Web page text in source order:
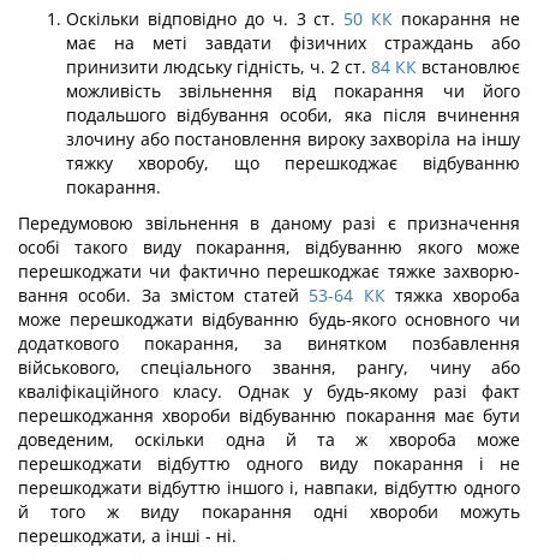
Оскільки відповідно до ч. 3 ст. 50 КК покарання не
має на меті завдати фізичних страждань або
принизити людську гідність, ч. 2 ст. 84 КК встановлює
можливість звільнення від покарання чи його
подальшого відбування особи, яка після вчинення
злочину або постановлення вироку захворіла на іншу
тяжку хворобу, що перешкоджає відбуванню
покарання.
Передумовою звільнення в даному разі є призначення
особі такого виду покаран­ня, відбуванню якого може
перешкоджати чи фактично перешкоджає тяжке захворю­
вання особи. За змістом статей 53-64 ККтяжка хвороба
може перешкоджати відбу­ванню будь-якого основного чи
додаткового покарання, за винятком позбавлення
військового, спеціального звання, рангу, чину або
кваліфікаційного класу. Однак у будь-якому разі факт
перешкоджання хвороби відбуванню покарання має бути
до­веденим, оскільки одна й та ж хвороба може
перешкоджати відбуттю одного виду покарання і не
перешкоджати відбуттю іншого і, навпаки, відбуттю одного
й того ж виду покарання одні хвороби можуть
перешкоджати, а інші - ні.